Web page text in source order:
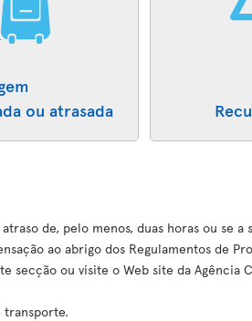
ou atrasada
de, pelo menos, duas horas ou se a
ao abrigo dos Regulamentos de
ou visite o Web site da Agência